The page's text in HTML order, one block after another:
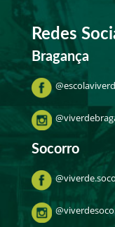
Redes
Bragança
Socorro